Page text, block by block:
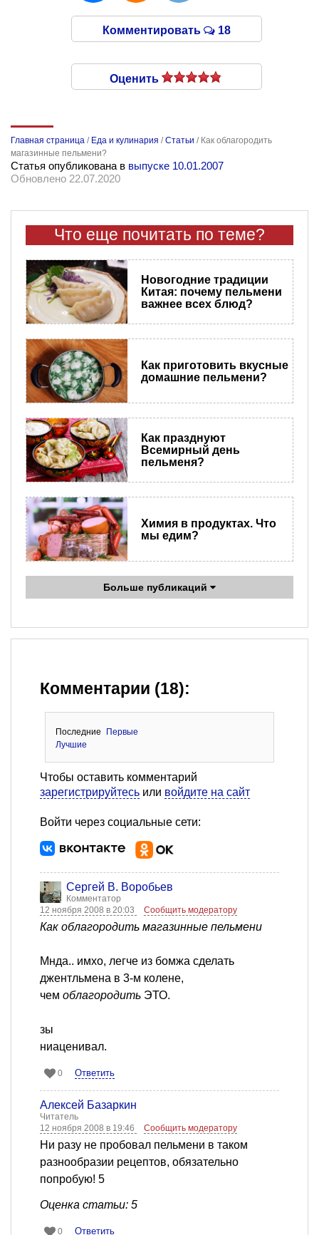
Комментировать 18
Оценить
Главная страница / Еда и кулинария /Статьи / Как облагородить
магазинные пельмени?
Статья опубликована в выпуске 10.01.2007
Обновлено 22.07.2020
Что еще почитать по теме?
Новогодние традиции
Китая: почему пельмени
важнее всех блюд?
Как приготовить вкусные
домашние пельмени?
Как празднуют
Всемирный день
пельменя?
Химия в продуктах. Что
мы едим?
Больше публикаций
Комментарии (18):
Последние
Первые
Лучшие
Чтобы оставить комментарий
зарегистрируйтесь или войдите на сайт
Войти через социальные сети:
Сергей В. Воробьев
Комментатор
12 ноября 2008 в 20:03
Сообщить модератору
Как облагородить магазинные пельмени
Мнда.. имхо, легче из бомжа сделать
джентльмена в 3-м колене,
чем облагородить ЭТО.
зы
ниаценивал.
0 Ответить
Алексей Базаркин
Читатель
12 ноября 2008 в 19:46
Сообщить модератору
Ни разу не пробовал пельмени в таком
разнообразии рецептов, обязательно
попробую! 5
Оценка статьи: 5
0 Ответить